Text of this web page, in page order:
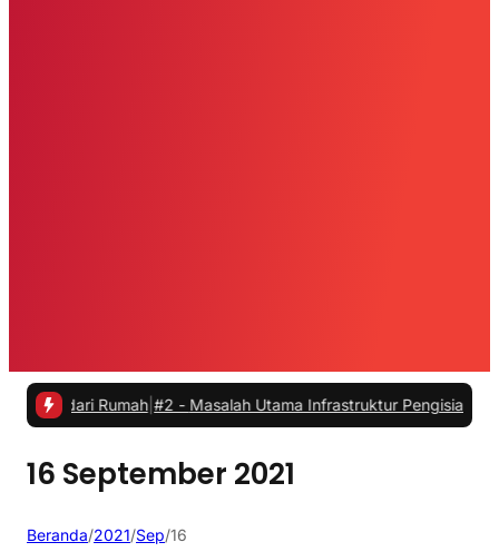
Rumah|#2 -Masalah Utama Infrastruktur Pengisian Daya
16 September 2021
Beranda/2021/Sep/16